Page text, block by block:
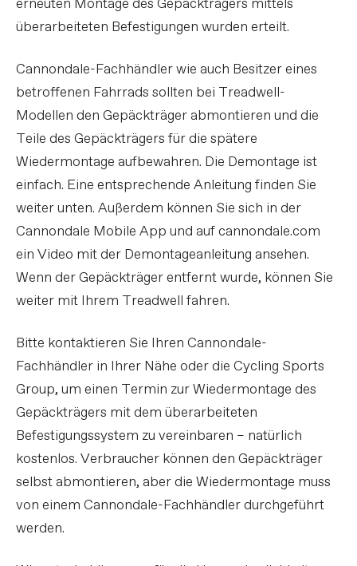
erneuten Montage des Gepäckträgers mittels
überarbeiteten Befestigungen wurden erteilt.
Cannondale-Fachhändler wie auch Besitzer eines
betroffenen Fahrrads sollten bei Treadwell-
Modellen den Gepäckträger abmontieren und die
Teile des Gepäckträgers für die spätere
Wiedermontage aufbewahren. Die Demontage ist
einfach. Eine entsprechende Anleitung finden Sie
weiter unten. Außerdem können Sie sich in der
Cannondale Mobile App und auf cannondale.com
ein Video mit der Demontageanleitung ansehen.
Wenn der Gepäckträger entfernt wurde, können Sie
weiter mit Ihrem Treadwell fahren.
Bitte kontaktieren Sie Ihren Cannondale-
Fachhändler in Ihrer Nähe oder die Cycling Sports
Group, um einen Termin zur Wiedermontage des
Gepäckträgers mit dem überarbeiteten
Befestigungssystem zu vereinbaren – natürlich
kostenlos. Verbraucher können den Gepäckträger
selbst abmontieren, aber die Wiedermontage muss
von einem Cannondale-Fachhändler durchgeführt
werden.